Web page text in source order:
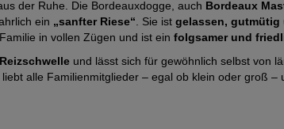
der Ruhe. Die Bordeauxdogge, auch Bordeaux
ein „sanfter Riese“ . Sie ist gelassen, gutmütig
in vollen Zügen und ist ein folgsamer und
und lässt sich für gewöhnlich selbst von
alle Familienmitglieder – egal ob klein oder groß –